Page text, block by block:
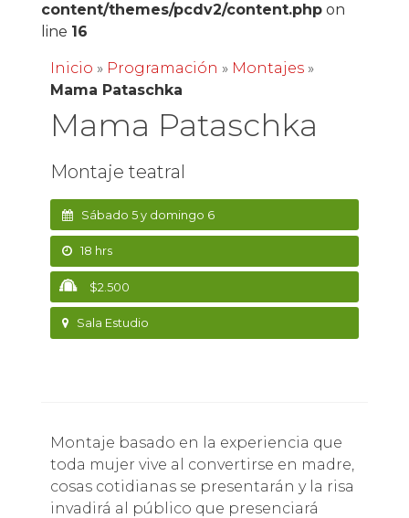
content/themes/pcdv2/content.phpon
line 16
Inicio » Programación » Montajes»
Mama Pataschka
Mama Pataschka
Montaje teatral
Sábado 5 y domingo 6
18 hrs
$2.500
Sala Estudio
Montaje basado en la experiencia que
toda mujer vive al convertirse en madre,
cosas cotidianas se presentarán y la risa
invadirá al público que presenciará